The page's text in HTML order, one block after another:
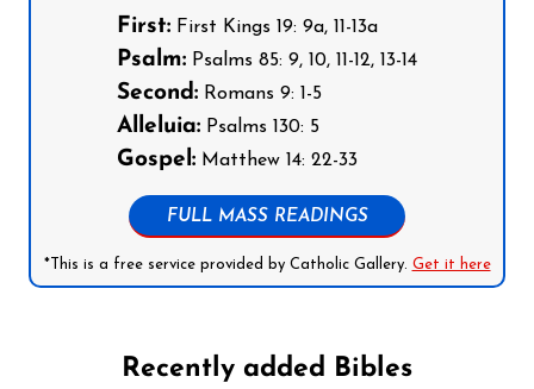
First: First Kings 19: 9a, 11-13a
Psalm: Psalms 85: 9, 10, 11-12, 13-14
Second: Romans 9: 1-5
Alleluia: Psalms 130: 5
Gospel: Matthew 14: 22-33
FULL MASS READINGS
*This is a free service provided by Catholic Gallery. Get it here
Recently added Bibles